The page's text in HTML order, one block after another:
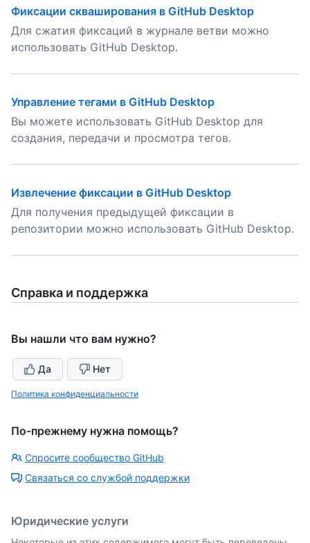
Фиксации скваширования в GitHub Desktop
Для сжатия фиксаций в журнале ветви можно
использовать GitHub Desktop.
Управление тегами в GitHub Desktop
Вы можете использовать GitHub Desktop для
создания, передачи и просмотра тегов.
Извлечение фиксации в GitHub Desktop
Для получения предыдущей фиксации в
репозитории можно использовать GitHub Desktop.
Справка и поддержка
Вы нашли что вам нужно?
Да Нет
Политика конфиденциальности
По-прежнему нужна помощь?
Спросите сообщество GitHub
Связаться со службой поддержки
Юридические услуги